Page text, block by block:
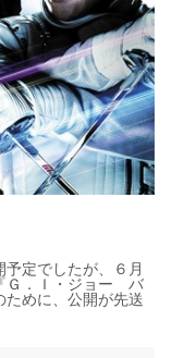
定でしたが、６月
Ｇ．Ｉ・ジョー バ
めに、公開が先送